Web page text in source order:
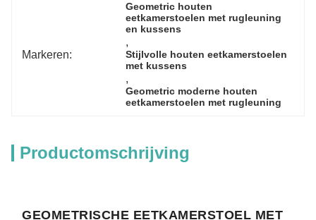
Markeren:
Geometric houten
eetkamerstoelen met rugleuning
en kussens
,
Stijlvolle houten eetkamerstoelen
met kussens
,
Geometric moderne houten
eetkamerstoelen met rugleuning
Productomschrijving
GEOMETRISCHE EETKAMERSTOEL MET